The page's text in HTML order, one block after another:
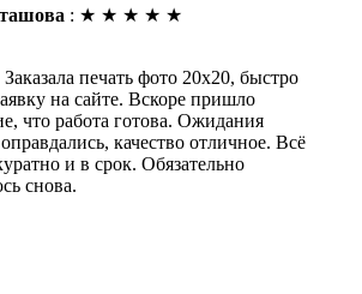
: ★ ★ ★ ★ ★
печать фото 20х20, быстро
на сайте. Вскоре пришло
что работа готова. Ожидания
качество отличное. Всё
и в срок. Обязательно
снова.